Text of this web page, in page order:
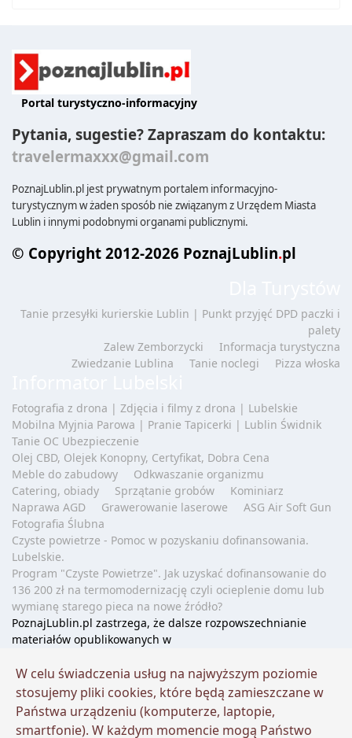
Portal turystyczno-informacyjny
Pytania, sugestie? Zapraszam do kontaktu:
travelermaxxx@gmail.com
PoznajLublin.pl jest prywatnym portalem informacyjno-
turystycznym w żaden sposób nie związanym z Urzędem Miasta
Lublin i innymi podobnymi organami publicznymi.
© Copyright 2012-2026 PoznajLublin.pl
Tanie przesyłki kurierskie Lublin | Punkt przyjęć DPD paczki i
palety
Zalew Zemborzycki
Informacja turystyczna
Zwiedzanie Lublina
Tanie noclegi Pizza włoska
Fotografia z drona | Zdjęcia i filmy z drona | Lubelskie
Mobilna Myjnia Parowa | Pranie Tapicerki | Lublin Świdnik
Tanie OC Ubezpieczenie
Olej CBD, Olejek Konopny, Certyfikat, Dobra Cena
Meble do zabudowy
Odkwaszanie organizmu
Catering, obiady
Sprzątanie grobów
Kominiarz
Naprawa AGD
Grawerowanie laserowe
ASG Air Soft Gun
Fotografia Ślubna
Czyste powietrze - Pomoc w pozyskaniu dofinansowania.
Lubelskie.
Program "Czyste Powietrze". Jak uzyskać dofinansowanie do
136 200 zł na termomodernizację czyli ocieplenie domu lub
wymianę starego pieca na nowe źródło?
PoznajLublin.pl zastrzega, że dalsze rozpowszechnianie
materiałów opublikowanych w
warunków korzystania z treści.
Podstawa prawna: art. 25 ust. 1 pkt 1 b ustawy z dnia 4 lutego
1994 r. o prawie autorskim i prawach pokrewnych. W celu
wykorzystania treści i zdjęć należy uzyskać zgodę twórcy
W celu świadczenia usług na najwyższym poziomie
stosujemy pliki cookies, które będą zamieszczane w
Państwa urządzeniu (komputerze, laptopie,
smartfonie). W każdym momencie mogą Państwo